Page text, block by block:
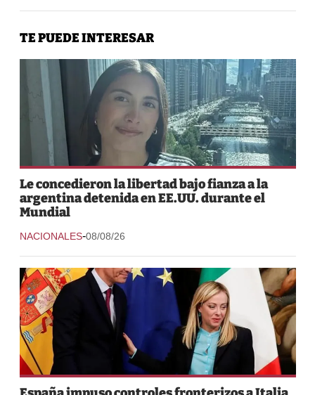
TE PUEDE INTERESAR
Le concedieron la libertad bajo fianza a la
argentina detenida en EE.UU. durante el
Mundial
NACIONALES-08/08/26